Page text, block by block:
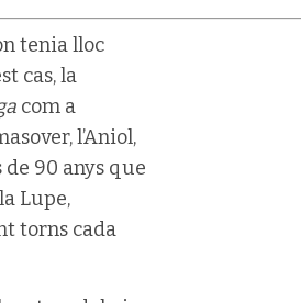
tenia lloc
cas, la
com a
l’Aniol,
de 90 anys que
Lupe,
torns cada